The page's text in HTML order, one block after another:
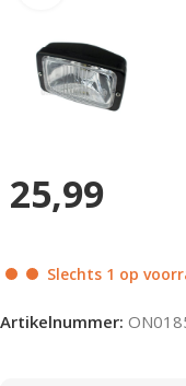
25,99
Slechts 1 op
Artikelnummer: